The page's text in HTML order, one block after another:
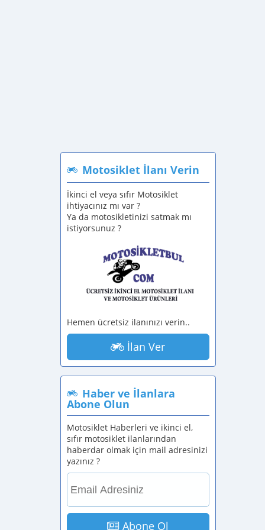
Motosiklet İlanı Verin
İkinci el veya sıfır Motosiklet
ihtiyacınız mı var ?
Ya da motosikletinizi satmak mı
istiyorsunuz ?
Hemen ücretsiz ilanınızı verin..
İlan Ver
Haber ve İlanlara
Abone Olun
Motosiklet Haberleri ve ikinci el,
sıfır motosiklet ilanlarından
haberdar olmak için mail adresinizi
yazınız ?
Abone Ol